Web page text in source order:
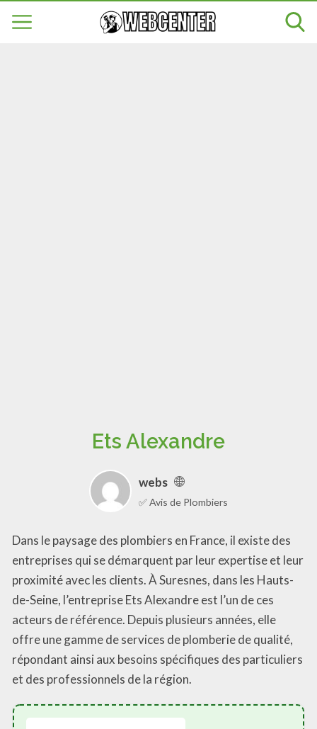
Ets Alexandre
webs
✅ Avis de Plombiers
Dans le paysage des plombiers en France, il existe des
entreprises qui se démarquent par leur expertise et leur
proximité avec les clients. À Suresnes, dans les Hauts-
de-Seine, l’entreprise Ets Alexandre est l’un de ces
acteurs de référence. Depuis plusieurs années, elle
offre une gamme de services de plomberie de qualité,
répondant ainsi aux besoins spécifiques des particuliers
et des professionnels de la région.